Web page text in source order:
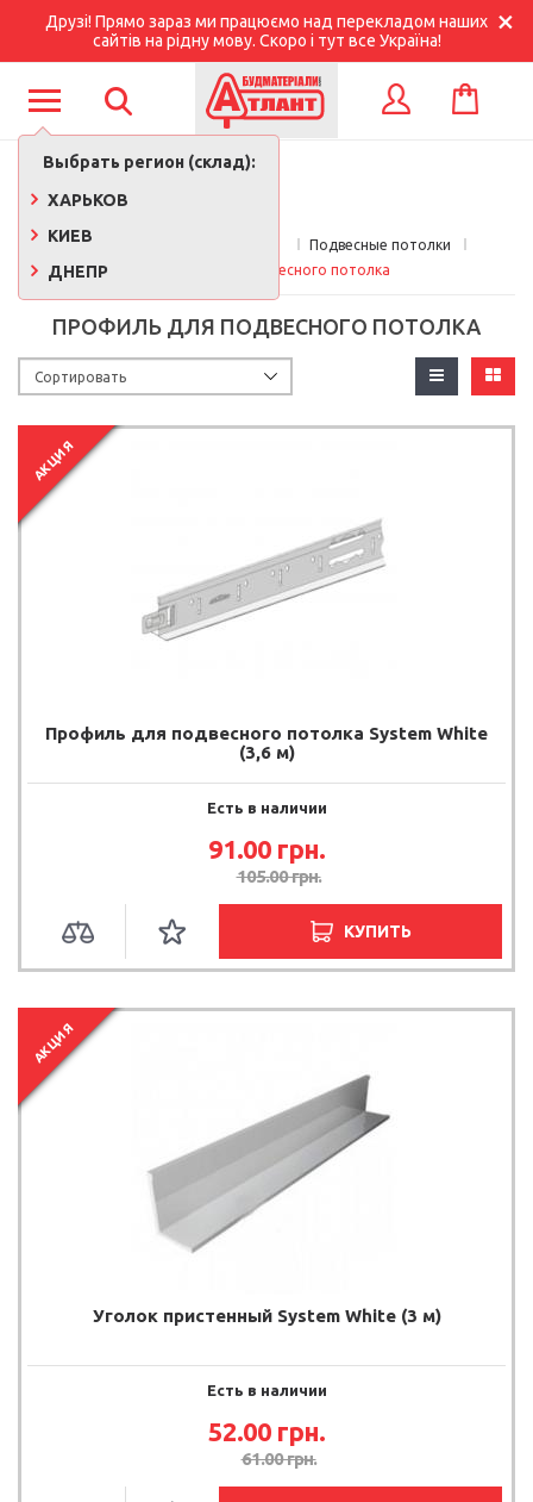
Друзі! Прямо зараз ми працюємо над перекладом наших
сайтів на рідну мову. Скоро і тут все Україна!
Выбрать регион (склад):
ХАРЬКОВ
КИЕВ
ДНЕПР
КОРЗИНА
Главная
Подвесные потолки
Профиль для подвесного потолка
ПРОФИЛЬ ДЛЯ ПОДВЕСНОГО ПОТОЛКА
АКЦИЯ
Профиль для подвесного потолка System White
(3,6 м)
Есть в наличии
91.00 грн.
105.00грн.
КУПИТЬ
АКЦИЯ
Уголок пристенный System White (3 м)
Есть в наличии
52.00 грн.
61.00грн.